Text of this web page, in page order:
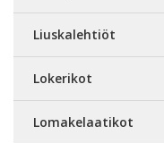
Liuskalehtiöt
Lokerikot
Lomakelaatikot